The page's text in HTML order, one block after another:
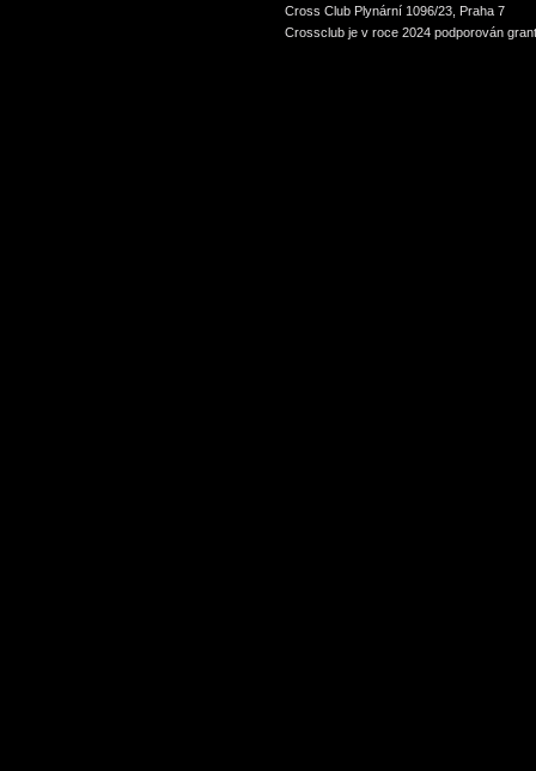
Cross Club Plynární 1096/23, Praha 7
Crossclub je v roce 2024 podporován